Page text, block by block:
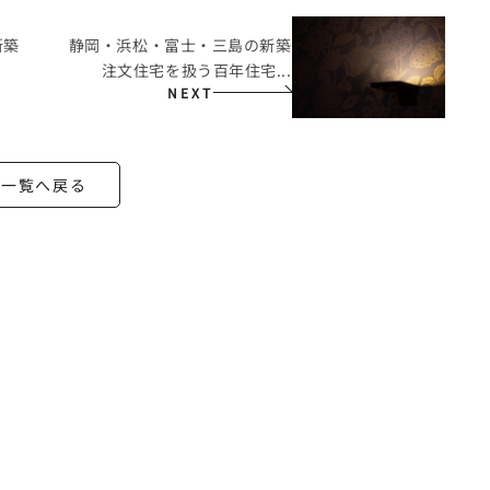
静岡・浜松・富士・三島の新築
注文住宅を扱う百年住宅...
NEXT
一覧へ戻る